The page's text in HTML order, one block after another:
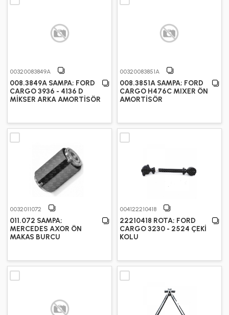
00320083849A
008.3849A SAMPA; FORD
CARGO 3936 - 4136 D
MİKSER ARKA AMORTİSÖR
00320083851A
008.3851A SAMPA; FORD
CARGO H476C MIXER ÖN
AMORTİSÖR
0032011072
011.072 SAMPA;
MERCEDES AXOR ÖN
MAKAS BURCU
004122210418
22210418 ROTA; FORD
CARGO 3230 - 2524 ÇEKİ
KOLU